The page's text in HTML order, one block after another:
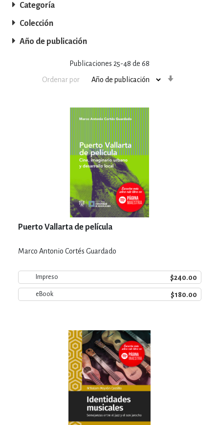
Publicaciones 25-48 de 68
Ordenar por
Puerto Vallarta de película
Marco Antonio Cortés Guardado
Impreso $240.00
eBook $180.00
Categoría
Colección
Año de publicación